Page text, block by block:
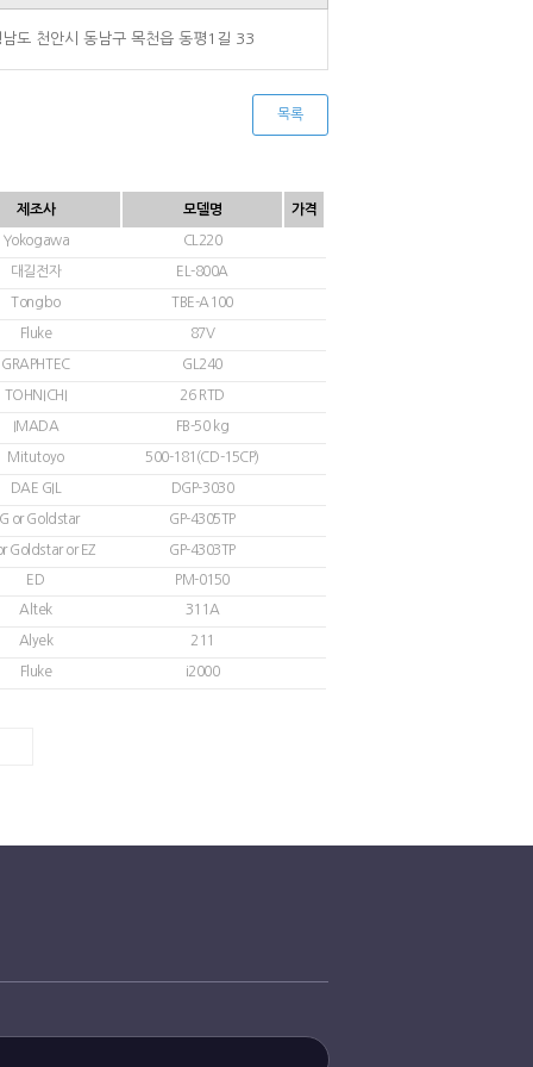
도 천안시 동남구 목천읍 동평1길 33
목록
제조사 모델명 가격
Yokogawa CL220
대길전자 EL-800A
Tongbo TBE-A100
Fluke 87V
GRAPHTEC GL240
TOHNICHI 26 RTD
IMADA FB-50 kg
Mitutoyo 500-181(CD-15CP)
DAE GIL DGP-3030
or Goldstar GP-4305TP
Goldstar or EZ GP-4303TP
ED PM-0150
Altek 311A
Alyek 211
Fluke i2000